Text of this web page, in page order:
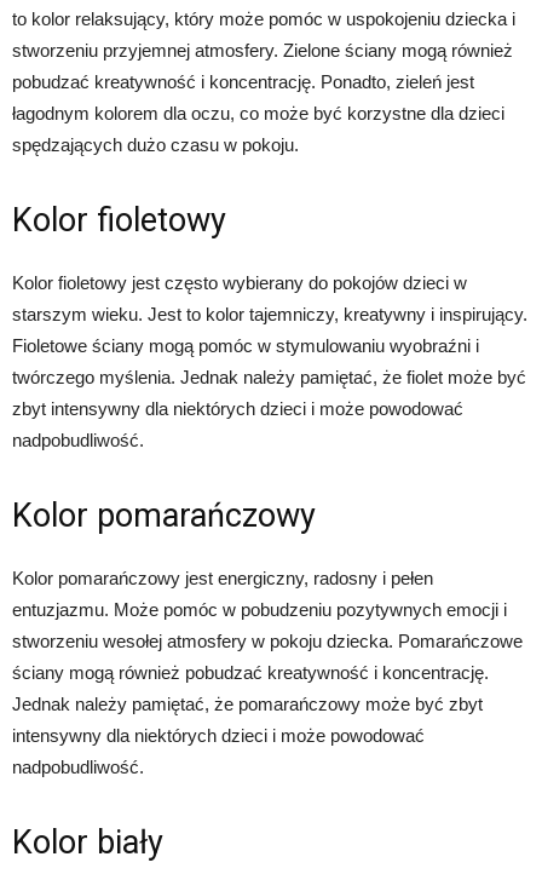
to kolor relaksujący, który może pomóc w uspokojeniu dziecka i
stworzeniu przyjemnej atmosfery. Zielone ściany mogą również
pobudzać kreatywność i koncentrację. Ponadto, zieleń jest
łagodnym kolorem dla oczu, co może być korzystne dla dzieci
spędzających dużo czasu w pokoju.
Kolor fioletowy
Kolor fioletowy jest często wybierany do pokojów dzieci w
starszym wieku. Jest to kolor tajemniczy, kreatywny i inspirujący.
Fioletowe ściany mogą pomóc w stymulowaniu wyobraźni i
twórczego myślenia. Jednak należy pamiętać, że fiolet może być
zbyt intensywny dla niektórych dzieci i może powodować
nadpobudliwość.
Kolor pomarańczowy
Kolor pomarańczowy jest energiczny, radosny i pełen
entuzjazmu. Może pomóc w pobudzeniu pozytywnych emocji i
stworzeniu wesołej atmosfery w pokoju dziecka. Pomarańczowe
ściany mogą również pobudzać kreatywność i koncentrację.
Jednak należy pamiętać, że pomarańczowy może być zbyt
intensywny dla niektórych dzieci i może powodować
nadpobudliwość.
Kolor biały